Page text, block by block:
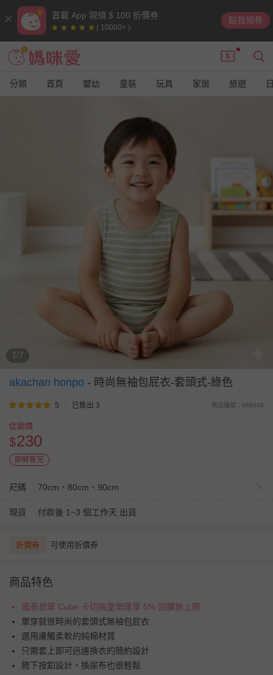
首載 App 現領 $ 100 折價券
( 10000+ )
點我領券
分類 首頁 嬰幼 童裝 玩具 家居 旅遊
1/7
akachan honpo - 時尚無袖包屁衣-套頭式-綠色
5 已售出 3 商品編號：968548
促銷價
$230
即將售完
尺碼 70cm、80cm、90cm
現貨 付款後 1~3 個工作天 出貨
折價券 可使用折價券
商品特色
國泰世華 Cube 卡切換童樂匯享 5% 回饋無上限
單穿就很時尚的套頭式無袖包屁衣
選用膚觸柔軟的純棉材質
只需套上即可迅速換衣的簡約設計
胯下按釦設計，換尿布也很輕鬆